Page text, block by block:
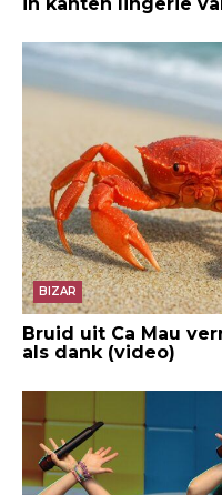
BIZAR
Bruid uit Ca Mau
als dank (video)